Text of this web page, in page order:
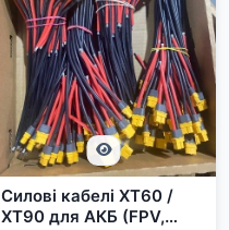
Силові кабелі XT60 /
XT90 для АКБ (FPV,